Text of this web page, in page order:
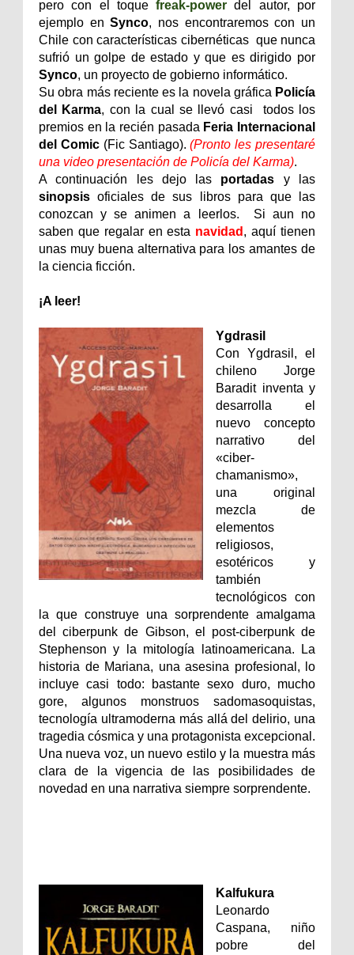
pero con el toquefreak-power del autor, por
ejemplo enSynco, nos encontraremos con un
Chile con características cibernéticas que nunca
sufrió un golpe de estado y que es dirigido por
Synco, un proyecto de gobierno informático.
Su obra más reciente es la novela gráfica Policía
del Karma, con la cual se llevó casi todos los
premios en la recién pasada Feria Internacional
del Comic(Fic Santiago).(Pronto les presentaré
una video presentación de Policía del Karma).
A continuación les dejo las portadas y las
sinopsisoficiales de sus libros para que las
conozcan y se animen a leerlos. Si aun no
saben que regalar en esta navidad , aquí tienen
unas muy buena alternativa para los amantes de
la ciencia ficción.
¡A leer!
Ygdrasil
Con Ygdrasil, el
chileno Jorge
Baradit inventa y
desarrolla el
nuevo concepto
narrativo del
«ciber-
chamanismo»,
una original
mezcla de
elementos
religiosos,
esotéricos y
también
tecnológicos con
la que construye una sorprendente amalgama
del ciberpunk de Gibson, el post-ciberpunk de
Stephenson y la mitología latinoamericana. La
historia de Mariana, una asesina profesional, lo
incluye casi todo: bastante sexo duro, mucho
gore, algunos monstruos sadomasoquistas,
tecnología ultramoderna más allá del delirio, una
tragedia cósmica y una protagonista excepcional.
Una nueva voz, un nuevo estilo y la muestra más
clara de la vigencia de las posibilidades de
novedad en una narrativa siempre sorprendente.
Kalfukura
Leonardo
Caspana, niño
pobre del